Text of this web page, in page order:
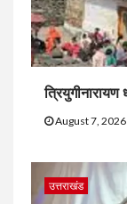
August 7, 2026
उत्तराखंड